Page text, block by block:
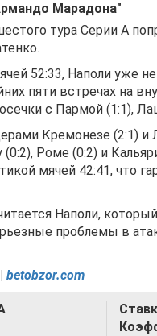
тура Серии А
52:33, Наполи уже
пяти встречах на
с Пармой (1:1),
Кремонезе (2:1) и
Роме (0:2) и
мячей 42:41, что
Наполи,
проблемы в
betobzor.com
Марадона"